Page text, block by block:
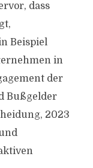
dass
Beispiel
in
der
Bußgelder
2023